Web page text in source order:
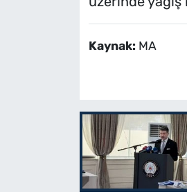
Kaynak: MA